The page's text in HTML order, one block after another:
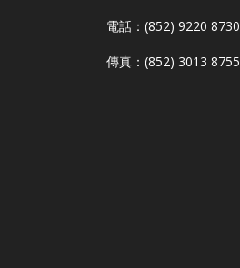
電話：(852) 9220 8730
傳真：(852) 3013 8755